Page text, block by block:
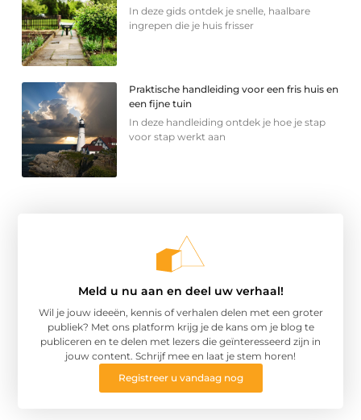
In deze gids ontdek je snelle, haalbare
ingrepen die je huis frisser
Praktische handleiding voor een fris huis en
een fijne tuin
In deze handleiding ontdek je hoe je stap
voor stap werkt aan
Meld u nu aan en deel uw verhaal!
Wil je jouw ideeën, kennis of verhalen delen met een groter
publiek? Met ons platform krijg je de kans om je blog te
publiceren en te delen met lezers die geïnteresseerd zijn in
jouw content. Schrijf mee en laat je stem horen!
Registreer u vandaag nog